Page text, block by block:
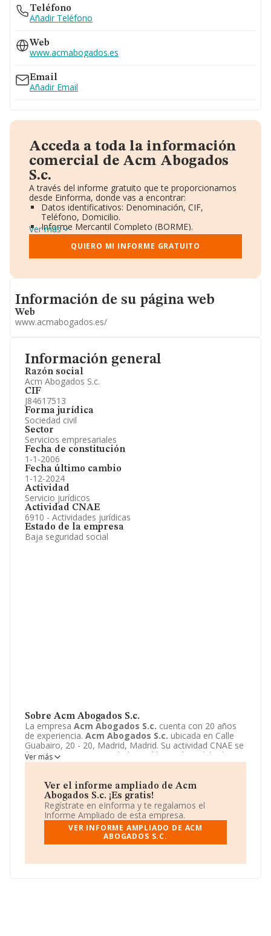
Información general
Razón social
Acm Abogados S.c.
CIF
J84617513
Forma jurídica
Sociedad civil
Sector
Servicios empresariales
Fecha de constitución
1-1-2006
Fecha último cambio
1-12-2024
Actividad
Servicio jurídicos
Actividad CNAE
6910 - Actividades jurídicas
Estado de la empresa
Baja seguridad social
Sobre Acm Abogados S.c.
La empresa Acm Abogados S.c. cuenta con 20 años
de experiencia. Acm Abogados S.c. ubicada en Calle
Guabairo, 20 - 20, Madrid, Madrid. Su actividad CNAE se
fine como 6910 - Actividades jurídicas. El modelo de
sociedad deAcm Abogados S.c.es Sociedad civil.
información acerca de la empresa Acm Abogados S.c.
http://www.acmabogados.es.
Ver más
Ver el informe ampliado de Acm
Abogados S.c. ¡Es gratis!
Regístrate en eInforma y te regalamos el
Informe Ampliado de esta empresa.
VER INFORME AMPLIADO DE ACM
ABOGADOS S.C.
Teléfono
Añadir Teléfono
Web
www.acmabogados.es
Email
Añadir Email
Acceda a toda la información
comercial de Acm Abogados
S.c.
A través del informe gratuito que te proporcionamos
desde Einforma, donde vas a encontrar:
Datos identificativos: Denominación, CIF,
Teléfono, Domicilio.
Informe Mercantil Completo (BORME).
Gráficos de Evolución Ventas y Empleados.
Consejo de Administración y Administradores.
Directivos y Ejecutivos.
Información oficial y registral complementaria.
Ver más
QUIERO MI INFORME GRATUITO
Informacion de su página web
Información de su página web
Web
www.acmabogados.es/